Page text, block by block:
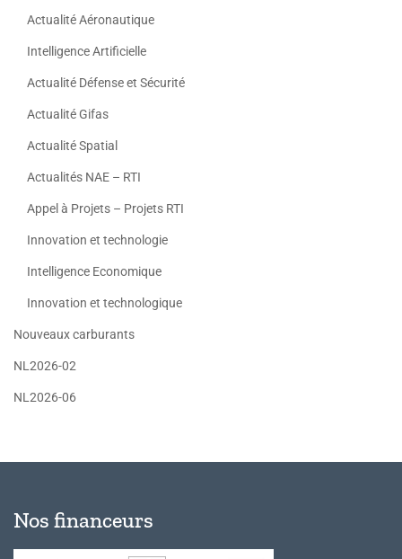
Actualité Aéronautique
Intelligence Artificielle
Actualité Défense et Sécurité
Actualité Gifas
Actualité Spatial
Actualités NAE – RTI
Appel à Projets – Projets RTI
Innovation et technologie
Intelligence Economique
Innovation et technologique
Nouveaux carburants
NL2026-02
NL2026-06
Nos financeurs